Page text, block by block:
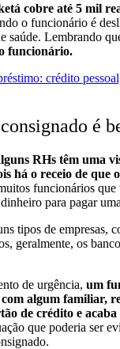
cobre até 5 mil
o funcionário é
saúde. Lembrando
funcionário.
crédito
é
RHs têm uma
há o receio de que
funcionários
para pagar
tipos de empresas,
geralmente, os
de urgência, um
algum familiar,
de crédito e
que poderia ser